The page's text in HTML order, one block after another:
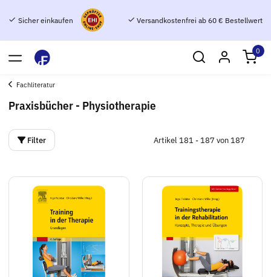
Sicher einkaufen Versandkostenfrei ab 60 € Bestellwert
0
Fachliteratur
Praxisbücher - Physiotherapie
Filter Artikel 181 - 187 von 187